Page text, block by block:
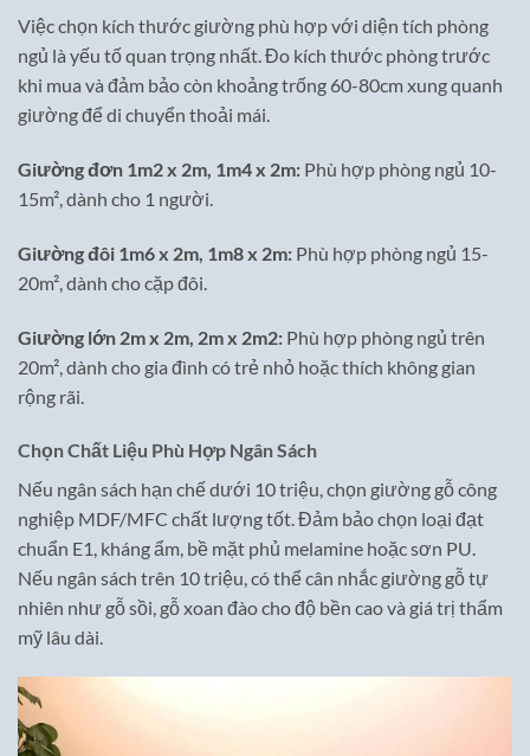
Việc chọn kích thước giường phù hợp với diện tích phòng
ngủ là yếu tố quan trọng nhất. Đo kích thước phòng trước
khi mua và đảm bảo còn khoảng trống 60-80cm xung quanh
giường để di chuyển thoải mái.
Giường đơn 1m2 x 2m, 1m4 x 2m: Phù hợp phòng ngủ 10-
15m², dành cho 1 người.
Giường đôi 1m6 x 2m, 1m8 x 2m: Phù hợp phòng ngủ 15-
20m², dành cho cặp đôi.
Giường lớn 2m x 2m, 2m x 2m2: Phù hợp phòng ngủ trên
20m², dành cho gia đình có trẻ nhỏ hoặc thích không gian
rộng rãi.
Chọn Chất Liệu Phù Hợp Ngân Sách
Nếu ngân sách hạn chế dưới 10 triệu, chọn giường gỗ công
nghiệp MDF/MFC chất lượng tốt. Đảm bảo chọn loại đạt
chuẩn E1, kháng ẩm, bề mặt phủ melamine hoặc sơn PU.
Nếu ngân sách trên 10 triệu, có thể cân nhắc giường gỗ tự
nhiên như gỗ sồi, gỗ xoan đào cho độ bền cao và giá trị thẩm
mỹ lâu dài.